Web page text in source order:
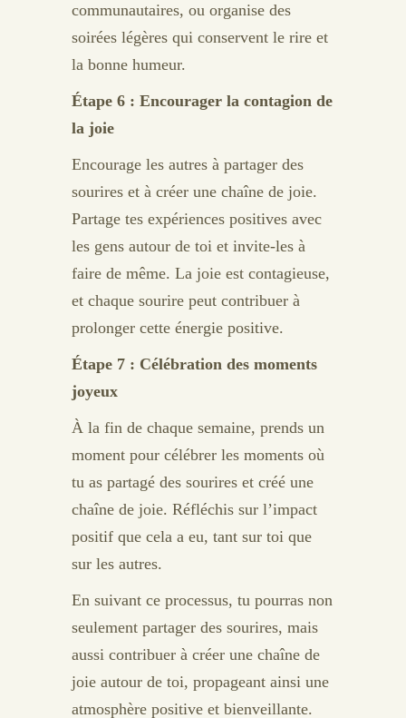
communautaires, ou organise des
soirées légères qui conservent le rire et
la bonne humeur.
Étape 6 : Encourager la contagion de
la joie
Encourage les autres à partager des
sourires et à créer une chaîne de joie.
Partage tes expériences positives avec
les gens autour de toi et invite-les à
faire de même. La joie est contagieuse,
et chaque sourire peut contribuer à
prolonger cette énergie positive.
Étape 7 : Célébration des moments
joyeux
À la fin de chaque semaine, prends un
moment pour célébrer les moments où
tu as partagé des sourires et créé une
chaîne de joie. Réfléchis sur l’impact
positif que cela a eu, tant sur toi que
sur les autres.
En suivant ce processus, tu pourras non
seulement partager des sourires, mais
aussi contribuer à créer une chaîne de
joie autour de toi, propageant ainsi une
atmosphère positive et bienveillante.